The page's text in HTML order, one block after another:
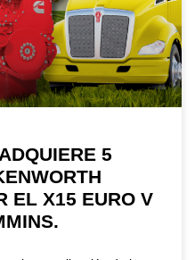
5
EL X15 EURO V